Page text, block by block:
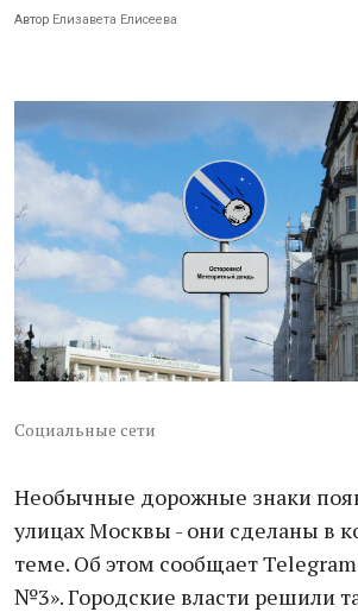
Автор Елизавета Елисеева
Социальные сети
Необычные дорожные знаки
улицах Москвы - они сделаны в
теме. Об этом сообщает
№3». Городские власти решили